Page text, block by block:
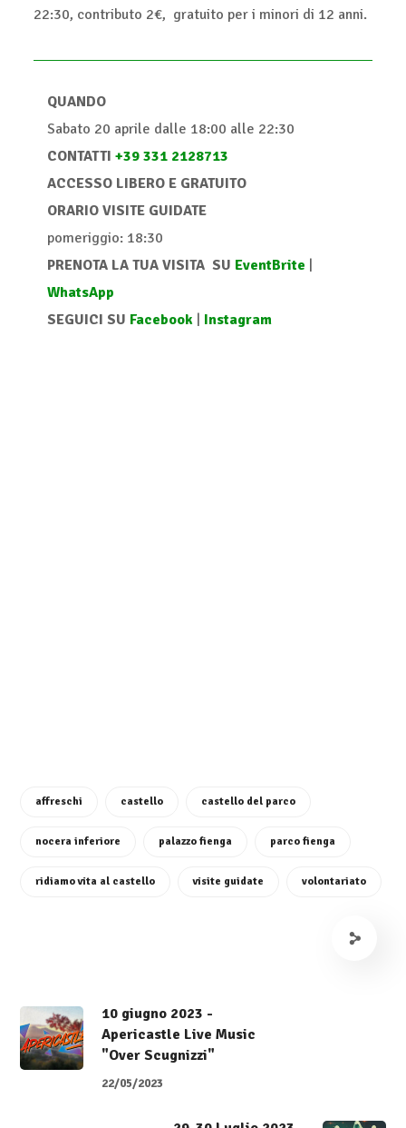
22:30, contributo 2€, gratuito per i minori di 12 anni.
QUANDO
Sabato 20 aprile dalle 18:00 alle 22:30
CONTATTI+39 331 2128713
ACCESSO LIBERO E GRATUITO
ORARIO VISITE GUIDATE
pomeriggio: 18:30
PRENOTA LA TUA VISITA SU EventBrite
WhatsApp
SEGUICI SU Facebook Instagram
affreschi castello castello del parco
nocera inferiore palazzo fienga parco fienga
ridiamo vita al castello visite guidate volontariato
10 giugno 2023 -
Apericastle Live Music
"Over Scugnizzi"
22/05/2023